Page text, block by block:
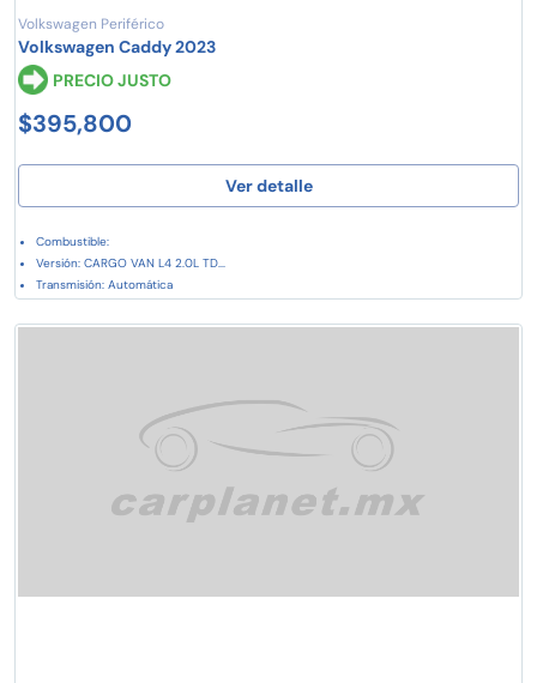
Volkswagen Periférico
Volkswagen Caddy 2023
PRECIO JUSTO
$395,800
Ver detalle
Combustible:
Versión: CARGO VAN L4 2.0L TD...
Transmisión: Automática